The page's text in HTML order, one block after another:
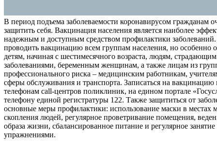
В период подъема заболеваемости коронавирусом гражданам
защитить себя. Вакцинация населения является наиболее
надежным и доступным средством профилактики заболеваний.
проводить вакцинацию всем группам населения, но особенно
детям, начиная с шестимесячного возраста, людям,
заболеваниями, беременным женщинам, а также лицам из
профессионального риска – медицинским работникам,
сферы обслуживания и транспорта. Записаться на
телефонам call-центров поликлиник, на едином портале
телефону единой регистратуры 122. Также защититься от
основные меры профилактики: использование маски в местах
скопления людей, регулярное проветривание помещения,
образа жизни, сбалансированное питание и регулярное
упражнениями.